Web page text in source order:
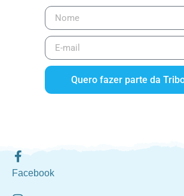
Quero fazer parte da
Facebook